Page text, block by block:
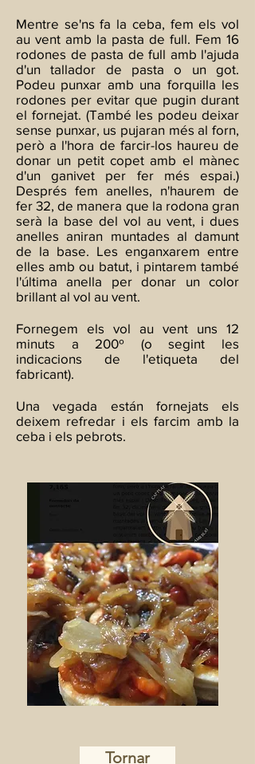
Mentre se'ns fa la ceba, fem els vol
au vent amb la pasta de full. Fem 16
rodones de pasta de full amb l'ajuda
d'un tallador de pasta o un got.
Podeu punxar amb una forquilla les
rodones per evitar que pugin durant
el fornejat. (També les podeu deixar
sense punxar, us pujaran més al forn,
però a l'hora de farcir-los haureu de
donar un petit copet amb el mànec
d'un ganivet per fer més espai.)
Després fem anelles, n'haurem de
fer 32, de manera que la rodona gran
serà la base del vol au vent, i dues
anelles aniran muntades al damunt
de la base. Les enganxarem entre
elles amb ou batut, i pintarem també
l'última anella per donar un color
brillant al vol au vent.
Fornegem els vol au vent uns 12
minuts a 200º (o segint les
indicacions de l'etiqueta del
fabricant).
Una vegada están fornejats els
deixem refredar i els farcim amb la
ceba i els pebrots.
Tornar